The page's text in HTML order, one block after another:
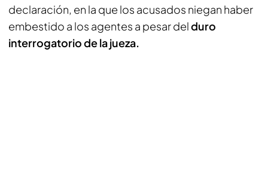
declaración, en la que los acusados niegan haber
embestido a los agentes a pesar delduro
interrogatorio de la jueza.